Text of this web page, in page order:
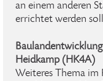
an einem anderen
errichtet werden
Heidkamp (HK4A)
Weiteres Thema im